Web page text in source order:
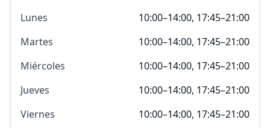
Lunes
10:00–14:00, 17:45–21:00
Martes
10:00–14:00, 17:45–21:00
Miércoles
10:00–14:00, 17:45–21:00
Jueves
10:00–14:00, 17:45–21:00
Viernes
10:00–14:00, 17:45–21:00